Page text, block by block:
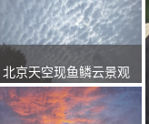
北京天空现鱼鳞云景观